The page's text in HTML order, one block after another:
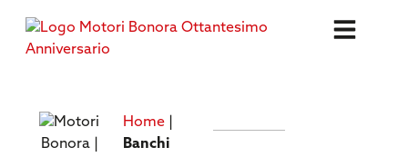
Home
Banchi